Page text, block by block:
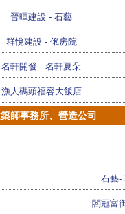
晉暉建設 - 石藝
群悅建設 - 俬房院
名軒開發 - 名軒夏朵
漁人碼頭福容大飯店
師事務所、營造公司
石藝-
閤冠富